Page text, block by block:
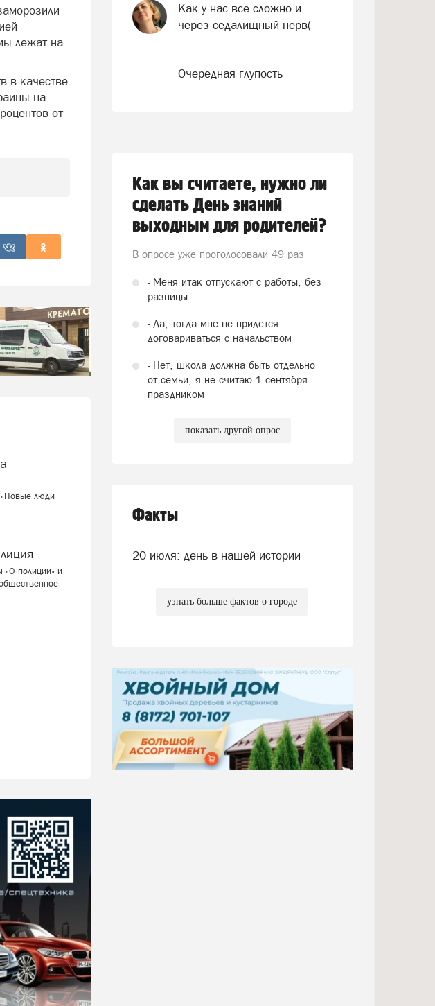
лежат на
в качестве
на
от
«Новые люди
«О полиции» и
Как у нас все сложно и
через седалищный нерв(
Очередная глупость
Как вы считаете, нужно ли
сделать День знаний
выходным для родителей?
В опросе уже проголосовали 49 раз
- Меня итак отпускают с работы, без
разницы
- Да, тогда мне не придется
договариваться с начальством
- Нет, школа должна быть отдельно
от семьи, я не считаю 1 сентября
праздником
показать другой опрос
Факты
20 июля: день в нашей истории
узнать больше фактов о городе